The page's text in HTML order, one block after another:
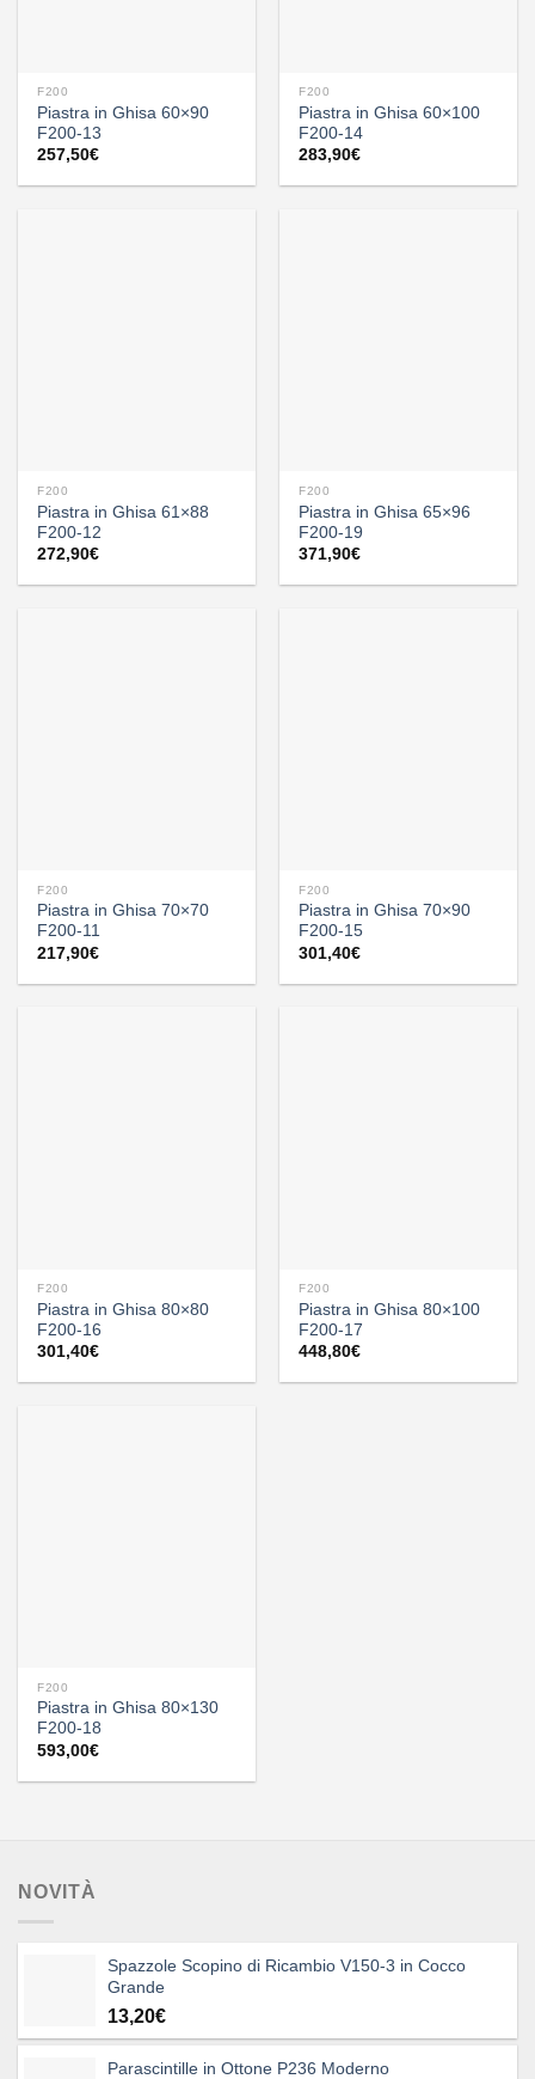
F200
Piastra in Ghisa 60×90
F200-13
257,50€
F200
Piastra in Ghisa 60×100
F200-14
283,90€
F200
Piastra in Ghisa 61×88
F200-12
272,90€
F200
Piastra in Ghisa 65×96
F200-19
371,90€
F200
Piastra in Ghisa 70×70
F200-11
217,90€
F200
Piastra in Ghisa 70×90
F200-15
301,40€
F200
Piastra in Ghisa 80×80
F200-16
301,40€
F200
Piastra in Ghisa 80×100
F200-17
448,80€
F200
Piastra in Ghisa 80×130
F200-18
593,00€
NOVITÀ
Spazzole Scopino di Ricambio V150-3 in Cocco
Grande
13,20€
Parascintille in Ottone P236 Moderno